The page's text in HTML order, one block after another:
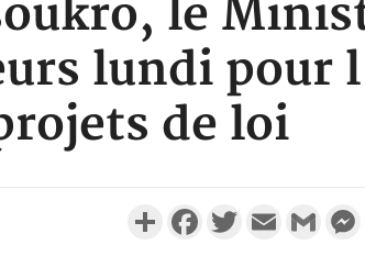
le
lundi pour
de loi
PartagerFacebookTwitterEmail Gmail